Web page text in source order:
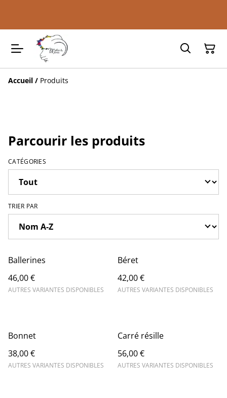
Accueil / Produits
Parcourir les produits
CATÉGORIES
TRIER PAR
Ballerines
46,00 €
AUTRES VARIANTES DISPONIBLES
Béret
42,00 €
AUTRES VARIANTES DISPONIBLES
Bonnet
38,00 €
AUTRES VARIANTES DISPONIBLES
Carré résille
56,00 €
AUTRES VARIANTES DISPONIBLES